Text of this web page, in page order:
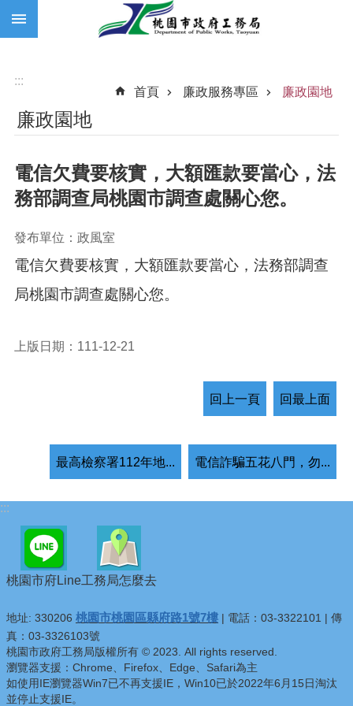
跳到主要內容區塊
:::
首頁
廉政服務專區 廉政園地
廉政園地
電信欠費要核實，大額匯款要當心，法
務部調查局桃園市調查處關心您。
發布單位：政風室
電信欠費要核實，大額匯款要當心，法務部調查
局桃園市調查處關心您。
上版日期：111-12-21
回上一頁 回最上面
最高檢察署112年地... 電信詐騙五花八門，勿...
:::
桃園市府Line工務局怎麼去
地址: 330206 桃園市桃園區縣府路1號7樓 | 電話：03-3322101 | 傳
真：03-3326103號
桃園市政府工務局版權所有 © 2023. All rights reserved.
瀏覽器支援：Chrome、Firefox、Edge、Safari為主
如使用IE瀏覽器Win7已不再支援IE，Win10已於2022年6月15日淘汰
並停止支援IE。